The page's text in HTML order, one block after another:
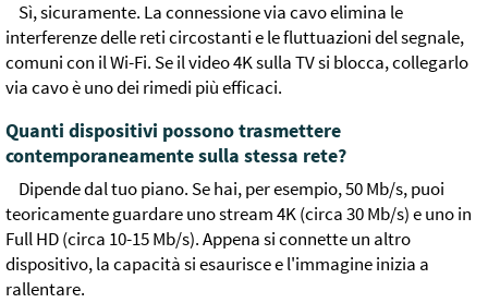
Sì, sicuramente. La connessione via cavo elimina le
interferenze delle reti circostanti e le fluttuazioni del segnale,
comuni con il Wi-Fi. Se il video 4K sulla TV si blocca, collegarlo
via cavo è uno dei rimedi più efficaci.
Quanti dispositivi possono trasmettere
contemporaneamente sulla stessa rete?
Dipende dal tuo piano. Se hai, per esempio, 50 Mb/s, puoi
teoricamente guardare uno stream 4K (circa 30 Mb/s) e uno in
Full HD (circa 10-15 Mb/s). Appena si connette un altro
dispositivo, la capacità si esaurisce e l'immagine inizia a
rallentare.